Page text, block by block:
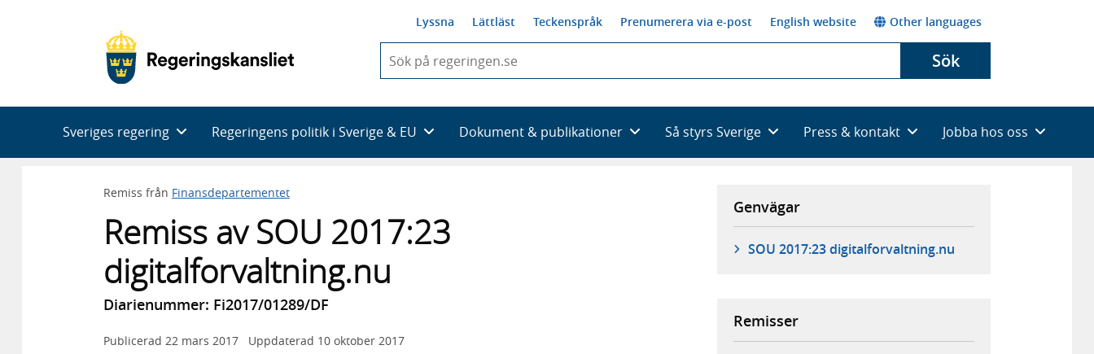
Lyssna Lättläst Teckenspråk Prenumerera via e-post English website Other languages
du
skriva
framträder
en
Sök
Sveriges regering Regeringens politik i Sverige & EU Dokument & publikationer Så styrs Sverige Press & kontakt Jobba hos oss
Remiss från Finansdepartementet
Remiss av SOU 2017:23
digitalforvaltning.nu
Diarienummer: Fi2017/01289/DF
Publicerad 22 mars 2017 Uppdaterad 10 oktober 2017
Genvägar
SOU 2017:23 digitalforvaltning.nu
Remisser